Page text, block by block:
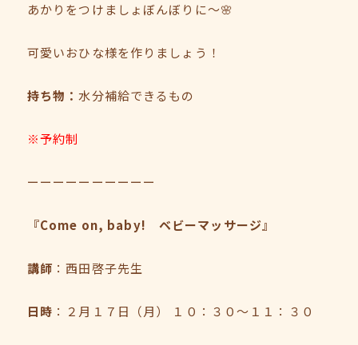
あかりをつけましょぼんぼりに～🌸
可愛いおひな様を作りましょう！
持ち物：水分補給できるもの
※予約制
ーーーーーーーーーー
『Come on, baby! ベビーマッサージ』
講師 ：西田啓子先生
日時 ：２月１７日（月） １０：３０～１１：３０